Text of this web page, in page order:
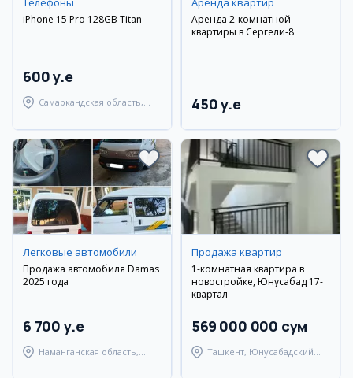
iPhone 15 Pro 128GB Titan
600 y.e
Самаркандская область,
Аренда 2-комнатной
квартиры в Сергели-8
450 y.e
Легковые автомобили
Продажа автомобиля Damas
2025 года
6 700 y.e
Наманганская область,
Продажа квартир
1-комнатная квартира в
новостройке, Юнусабад 17-
квартал
569 000 000 сум
Ташкент, Юнусабадский